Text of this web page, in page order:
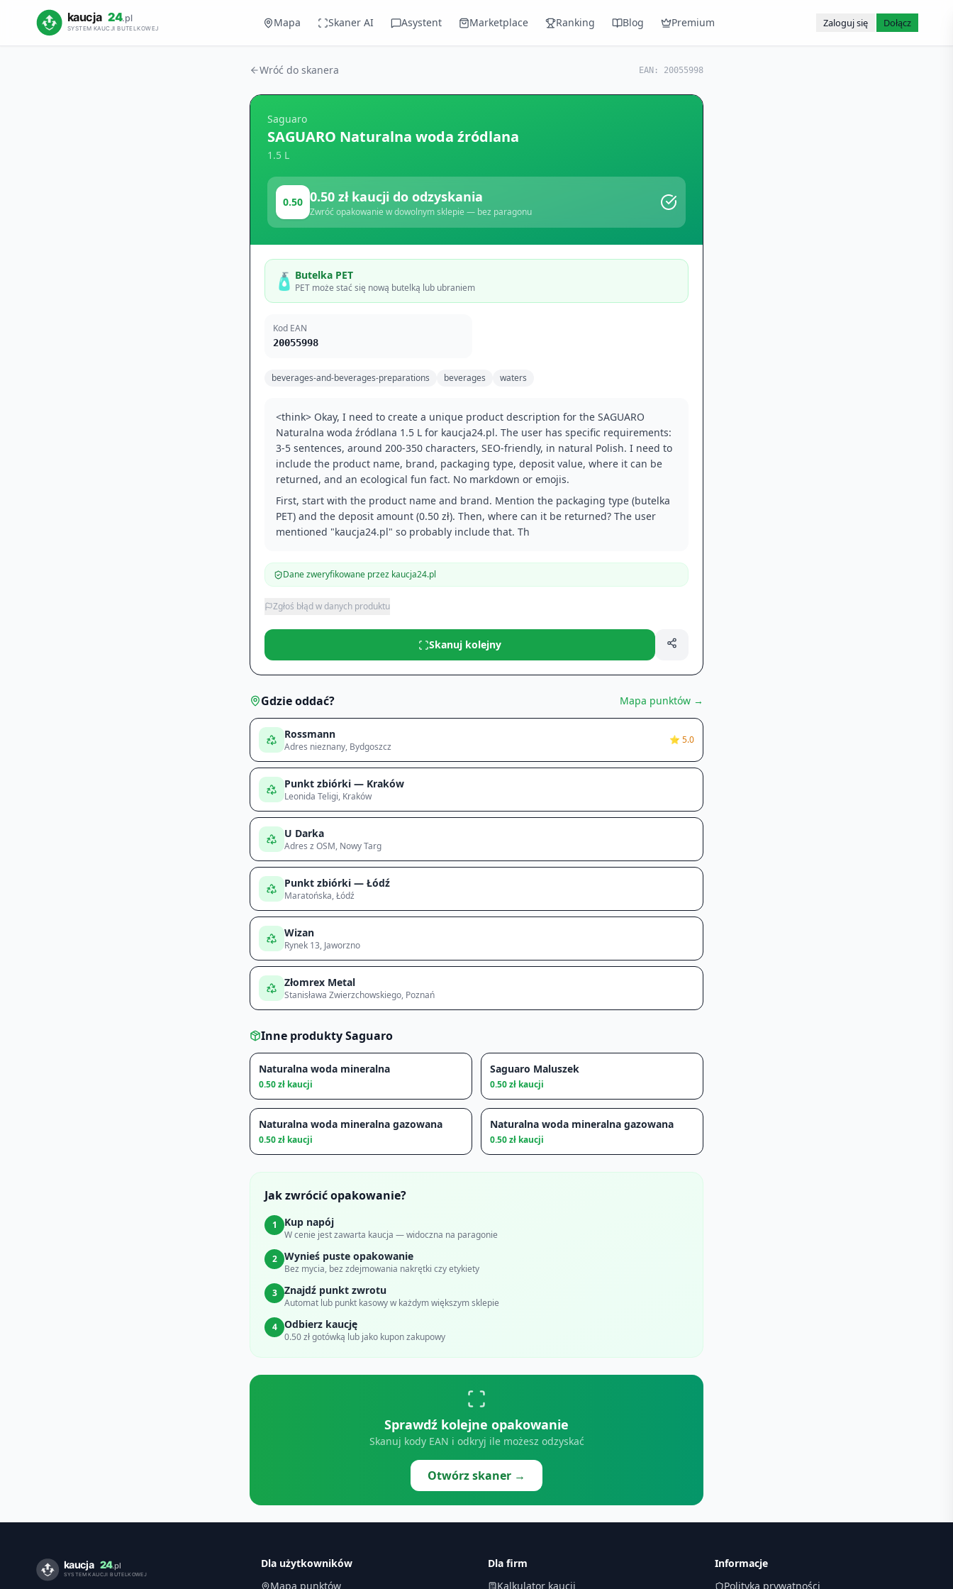
Mapa Skaner AI Asystent Marketplace Ranking Blog Premium Zaloguj się Dołącz
Wróć do skanera EAN: 20055998
Saguaro
SAGUARO Naturalna woda źródlana
1.5 L
0.50 0.50 zł kaucji do odzyskania
Zwróć opakowanie w dowolnym sklepie — bez paragonu
🧴 Butelka PET
PET może stać się nową butelką lub ubraniem
Kod EAN
20055998
beverages-and-beverages-preparations beverages waters
<think> Okay, I need to create a unique product description for the SAGUARO
Naturalna woda źródlana 1.5 L for kaucja24.pl. The user has specific requirements:
3-5 sentences, around 200-350 characters, SEO-friendly, in natural Polish. I need to
include the product name, brand, packaging type, deposit value, where it can be
returned, and an ecological fun fact. No markdown or emojis.
First, start with the product name and brand. Mention the packaging type (butelka
PET) and the deposit amount (0.50 zł). Then, where can it be returned? The user
mentioned "kaucja24.pl" so probably include that. Th
Dane zweryfikowane przez kaucja24.pl
Zgłoś błąd w danych produktu
Skanuj kolejny
Gdzie oddać? Mapa punktów →
Rossmann
Adres nieznany, Bydgoszcz
⭐ 5.0
Punkt zbiórki — Kraków
Leonida Teligi, Kraków
U Darka
Adres z OSM, Nowy Targ
Punkt zbiórki — Łódź
Maratońska, Łódź
Wizan
Rynek 13, Jaworzno
Złomrex Metal
Stanisława Zwierzchowskiego, Poznań
Inne produktySaguaro
Naturalna woda mineralna
0.50zł kaucji
Saguaro Maluszek
0.50zł kaucji
Naturalna woda mineralna gazowana
0.50zł kaucji
Naturalna woda mineralna gazowana
0.50zł kaucji
Jak zwrócić opakowanie?
1 Kup napój
W cenie jest zawarta kaucja — widoczna na paragonie
2
Wynieś puste opakowanie
Bez mycia, bez zdejmowania nakrętki czy etykiety
3
Znajdź punkt zwrotu
Automat lub punkt kasowy w każdym większym sklepie
4
Odbierz kaucję
0.50 zł gotówką lub jako kupon zakupowy
Sprawdź kolejne opakowanie
Skanuj kody EAN i odkryj ile możesz odzyskać
Otwórz skaner →
Dla użytkowników
Mapa punktów
Dla firm
Kalkulator kaucji
Informacje
Polityka prywatności